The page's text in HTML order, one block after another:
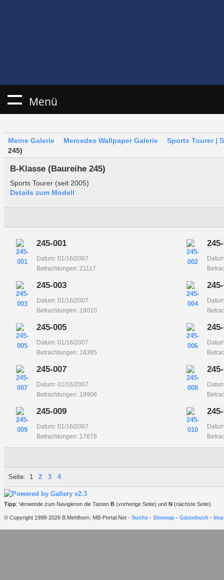
Menü
Meine Galerie Mercedes Wallpaper Galerie
Sports Tourer |
245)
B-Klasse (Baureihe 245)
Sports Tourer (seit 2005)
Details zum Modell
245-001
Datum: 01/16/2007
Betrachtungen: 21117
245-003
Datum: 01/16/2007
Betrachtungen: 18010
245-005
Datum: 01/16/2007
Betrachtungen: 18385
245-007
Datum: 01/16/2007
Betrachtungen: 18906
245-009
Datum: 01/16/2007
Betrachtungen: 17676
Seite: 1 2 3 4
Tipp: Verwende zum Navigieren die Tasten B (vorherige Seite) und N (nächste Seite).
© Copyright 1998-2026 B.Mehlhorn, MB-Portal.Net - Suche - Sitemap - Gästebuch -